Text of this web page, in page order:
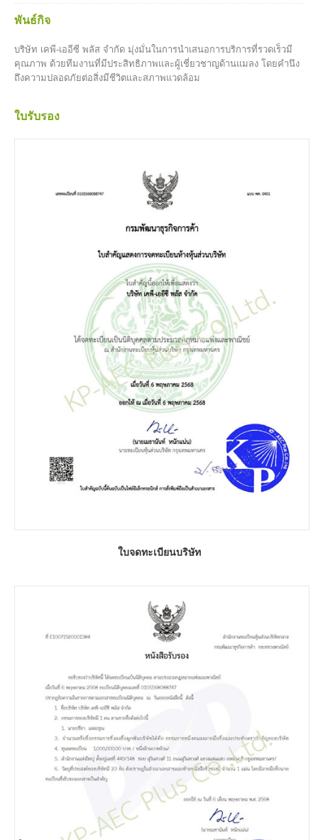
พันธ์กิจ
บริษัท เคพี-เออีซี พลัส จำกัด มุ่งมั่นในการนำเสนอการบริการที่รวดเร็วมี
คุณภาพ ด้วยทีมงานที่มีประสิทธิภาพและผู้เชี่ยวชาญด้านแมลง โดยคำนึง
ถึงความปลอดภัยต่อสิ่งมีชีวิตและสภาพแวดล้อม
ใบรับรอง
ใบจดทะเบียนบริษัท